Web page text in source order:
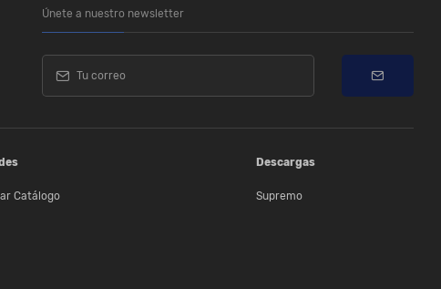
Únete a nuestro newsletter
Catálogo
Descargas
Supremo